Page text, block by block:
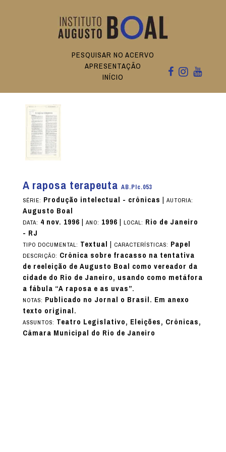
PESQUISAR NO ACERVO
APRESENTAÇÃO
INÍCIO
A raposa terapeuta AB.PIc.053
SÉRIE: Produção intelectual - crônicas | AUTORIA:
Augusto Boal
DATA: 4 nov. 1996| ANO: 1996| LOCAL: Rio de Janeiro
- RJ
TIPO DOCUMENTAL: Textual | CARACTERÍSTICAS: Papel
DESCRIÇÃO: Crônica sobre fracasso na tentativa
de reeleição de Augusto Boal como vereador da
cidade do Rio de Janeiro, usando como metáfora
a fábula “A raposa e as uvas”.
NOTAS: Publicado no Jornal o Brasil. Em anexo
texto original.
ASSUNTOS: Teatro Legislativo, Eleições, Crônicas,
Câmara Municipal do Rio de Janeiro